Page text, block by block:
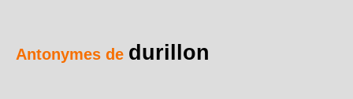
Antonymes de durillon